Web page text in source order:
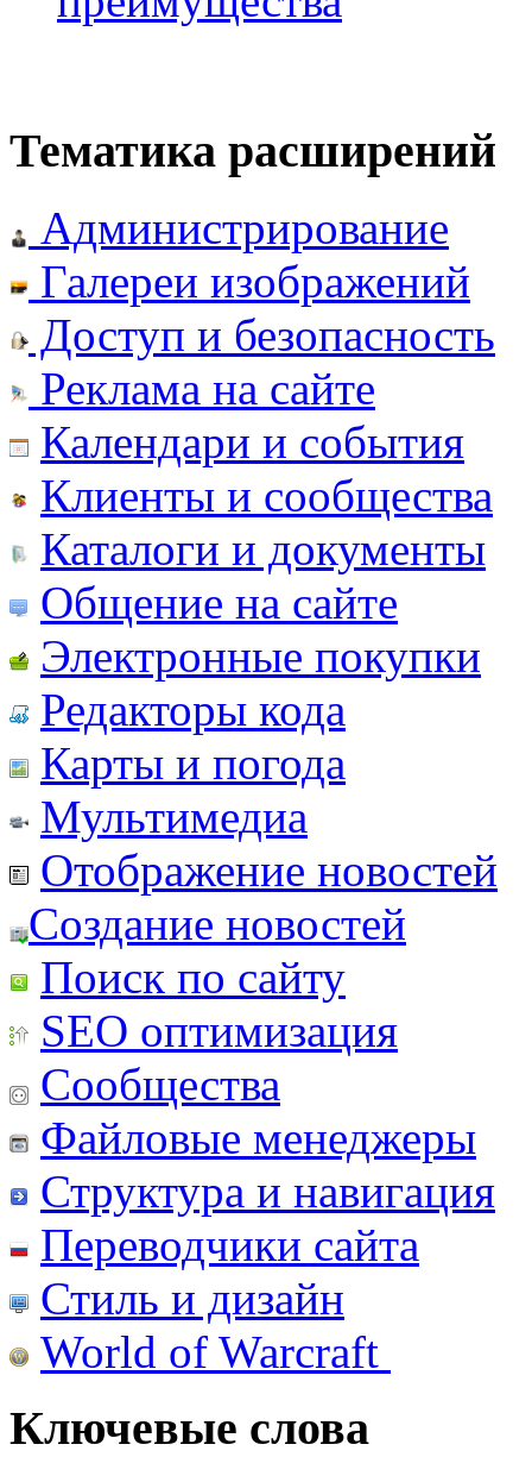
Тематика расширений
Администрирование
Галереи изображений
Доступ и безопасность
Реклама на сайте
Календари и события
Клиенты и сообщества
Каталоги и документы
Общение на сайте
Электронные покупки
Редакторы кода
Карты и погода
Мультимедиа
Отображение новостей
Создание новостей
Поиск по сайту
SEO оптимизация
Сообщества
Файловые менеджеры
Структура и навигация
Переводчики сайта
Стиль и дизайн
World of Warcraft
Ключевые слова